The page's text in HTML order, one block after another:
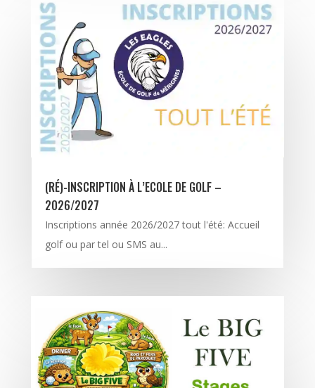
(RÉ)-INSCRIPTION À L’ECOLE DE GOLF –
2026/2027
Inscriptions année 2026/2027 tout l'été: Accueil
golf ou par tel ou SMS au...